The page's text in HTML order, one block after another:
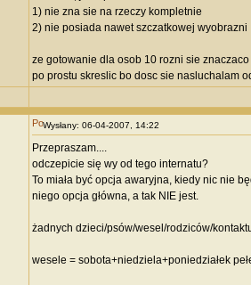
1) nie zna sie na rzeczy kompletnie
2) nie posiada nawet szczatkowej wyobrazni
ze gotowanie dla osob 10 rozni sie
po prostu skreslic bo dosc sie nasluchalam
Wysłany: 06-04-2007, 14:22
Przepraszam....
odczepicie się wy od tego internatu?
To miała być opcja awaryjna, kiedy nic nie
niego opcja główna, a tak NIE jest.
żadnych dzieci/psów/wesel/rodziców/
wesele = sobota+niedziela+poniedziałek